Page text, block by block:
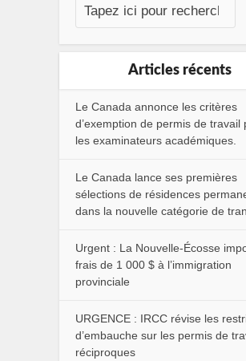
Articles récents
Le Canada annonce les critères
d’exemption de permis de travail
les examinateurs académiques.
Le Canada lance ses premières
sélections de résidences
dans la nouvelle catégorie de
Urgent : La Nouvelle-Écosse
frais de 1 000 $ à l’immigration
provinciale
URGENCE : IRCC révise les
d’embauche sur les permis de
réciproques